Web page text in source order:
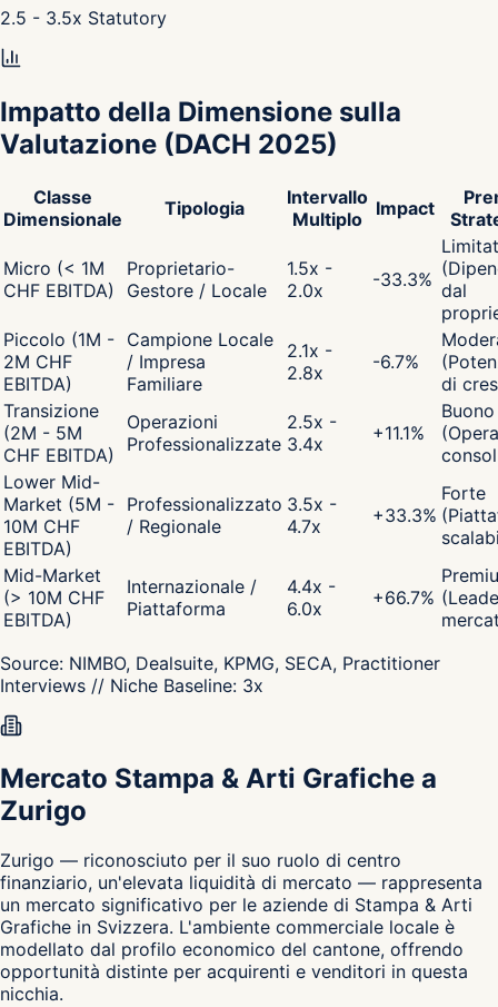
2.5 - 3.5x Statutory
Impatto della Dimensione sulla
Valutazione (DACH 2025)
Classe
Dimensionale
Tipologia
Intervallo
Multiplo
Impact
Micro (< 1M
CHF EBITDA)
Proprietario-
Gestore / Locale
1.5x -
2.0x
-33.3% dal
Piccolo (1M -
2M CHF
EBITDA)
Campione Locale
/ Impresa
Familiare
2.1x -
2.8x
-6.7%
di
Transizione
(2M - 5M
CHF EBITDA)
Operazioni
Professionalizzate
2.5x -
3.4x
+11.1%
Buono
Lower Mid-
Market (5M -
10M CHF
EBITDA)
Professionalizzato
/ Regionale
3.5x -
4.7x
+33.3%
Forte
Mid-Market
(> 10M CHF
EBITDA)
Internazionale /
Piattaforma
4.4x -
6.0x
+66.7%
Source: NIMBO, Dealsuite, KPMG, SECA, Practitioner
Interviews // Niche Baseline: 3x
Mercato Stampa & Arti Grafiche a
Zurigo
Zurigo — riconosciuto per il suo ruolo di centro
finanziario, un'elevata liquidità di mercato — rappresenta
un mercato significativo per le aziende di Stampa & Arti
Grafiche in Svizzera. L'ambiente commerciale locale è
modellato dal profilo economico del cantone, offrendo
opportunità distinte per acquirenti e venditori in questa
nicchia.